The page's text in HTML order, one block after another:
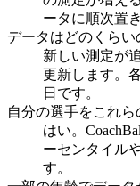
ータに順次置
データはどのくらい
新しい測定が
更新します。
日です。
自分の選手をこれ
はい。
ーセンタイル
す。